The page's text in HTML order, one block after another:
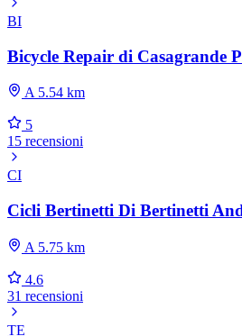
BI
Bicycle Repair di Casagrande
A 5.54 km
5
15 recensioni
CI
Cicli Bertinetti Di Bertinetti
A 5.75 km
4.6
31 recensioni
TE